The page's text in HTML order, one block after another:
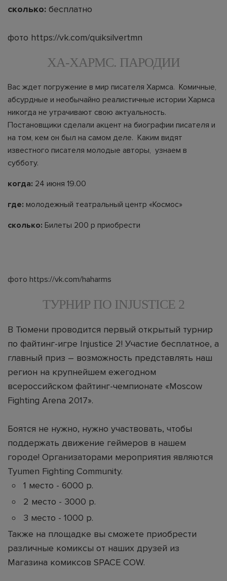
сколько: бесплатно
фото https://vk.com/quiksilvertmn
ХА-ХАРМС. ПАРОДИИ
Вас ждет погружение в мир писателя Хармса. Комичные,
абсурдные и необычайно реалистичные истории Хармса
никогда не утрачивают свою актуальность.
Постановщики сделали акцент на биографии писателя и
на том, кем он был на самом деле. Каким видят
известного писателя молодые авторы, узнаем в
субботу.
когда: 24 июня 19.00
где: молодежный театральный центр «Космос»
сколько: Билеты 200 р приобрести
фото https://vk.com/haharms
ТУРНИР ПО INJUSTICE 2
В Тюмени проводится первый открытый турнир
по файтинг-игре Injustice 2! Участие бесплатное, а
главный приз – возможность представлять наш
регион на крупнейшем ежегодном
всероссийском файтинг-чемпионате «Moscow
Fighting Arena 2017».
Боятся не нужно, нужно участвовать, чтобы
поддержать движение геймеров в нашем
городе! Организаторами мероприятия являются
Tyumen Fighting Community.
1 место - 6000 р.
2 место - 3000 р.
3 место - 1000 р.
Также на площадке вы сможете приобрести
различные комиксы от наших друзей из
Магазина комиксов SPACE COW.